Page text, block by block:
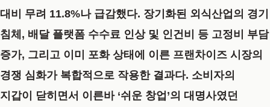
대비 무려 11.8%나 급감했다. 장기화된 외식산업의 경기
침체, 배달 플랫폼 수수료 인상 및 인건비 등 고정비 부담
증가, 그리고 이미 포화 상태에 이른 프랜차이즈 시장의
경쟁 심화가 복합적으로 작용한 결과다. 소비자의
지갑이 닫히면서 이른바 ‘쉬운 창업’의 대명사였던